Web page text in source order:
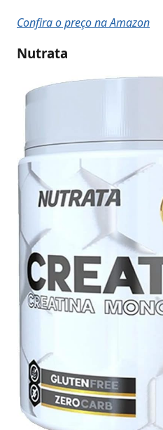
Confira o preço na Amazon
Nutrata